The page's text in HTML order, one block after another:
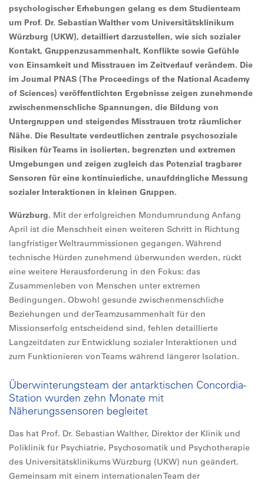
psychologischer Erhebungen gelang es dem Studienteam
um Prof. Dr. Sebastian Walther vom Universitätsklinikum
Würzburg (UKW), detailliert darzustellen, wie sich sozialer
Kontakt, Gruppenzusammenhalt, Konflikte sowie Gefühle
von Einsamkeit und Misstrauen im Zeitverlauf verändern. Die
im Journal PNAS (The Proceedings of the National Academy
of Sciences) veröffentlichten Ergebnisse zeigen zunehmende
zwischenmenschliche Spannungen, die Bildung von
Untergruppen und steigendes Misstrauen trotz räumlicher
Nähe. Die Resultate verdeutlichen zentrale psychosoziale
Risiken für Teams in isolierten, begrenzten und extremen
Umgebungen und zeigen zugleich das Potenzial tragbarer
Sensoren für eine kontinuierliche, unaufdringliche Messung
sozialer Interaktionen in kleinen Gruppen.
Würzburg. Mit der erfolgreichen Mondumrundung Anfang
April ist die Menschheit einen weiteren Schritt in Richtung
langfristiger Weltraummissionen gegangen. Während
technische Hürden zunehmend überwunden werden, rückt
eine weitere Herausforderung in den Fokus: das
Zusammenleben von Menschen unter extremen
Bedingungen. Obwohl gesunde zwischenmenschliche
Beziehungen und der Teamzusammenhalt für den
Missionserfolg entscheidend sind, fehlen detaillierte
Langzeitdaten zur Entwicklung sozialer Interaktionen und
zum Funktionieren von Teams während längerer Isolation.
Überwinterungsteam der antarktischen Concordia-
Station wurden zehn Monate mit
Näherungssensoren begleitet
Das hat Prof. Dr. Sebastian Walther, Direktor der Klinik und
Poliklinik für Psychiatrie, Psychosomatik und Psychotherapie
des Universitätsklinikums Würzburg (UKW) nun geändert.
Gemeinsam mit einem internationalen Team der